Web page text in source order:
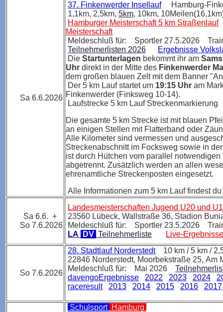
Sa 6.6.2026
37. Finkenwerder InsellaufHamburg-
1,1km, 2,5km, 5km, 10km,
Hamburger Meisterschaft 5 km Straßenlauf
Meisterschaft
Meldeschluß für: Sportler 27.5.2026
Teilnehmerlisten 2026
Ergebnisse
Die Startunterlagen bekommt ihr am
Uhr direkt in der Mitte des Finkenwerder
dem großen blauen Zelt mit dem Banner
Der 5 km Lauf startet um 19:15 Uhr am
Finkenwerder (Finksweg 10-14).
Laufstrecke 5 km Lauf Streckenmarkierung
Die gesamte 5 km Strecke ist mit blauen
an einigen Stellen mit Flatterband oder
Alle Kilometer sind vermessen und
Streckenabschnitt im Focksweg sowie in
ist durch Hütchen vom parallel notwendigen
abgetrennt. Zusätzlich werden an allen
ehrenamtliche Streckenposten eingesetzt.
Alle Informationen zum 5 km Lauf findest du
Sa 6.6. +
So 7.6.2026
Landesmeisterschaften Jugend U20 und
23560 Lübeck, Wallstraße 36, Stadion
Meldeschluß für: Sportler 23.5.2026
LA
DV Teilnehmerliste Live-
So 7.6.2026
28. Stadtlauf Norderstedt10 km / 5 km /
22846 Norderstedt, Moorbekstraße 25, Am
Meldeschluß für: Mai 2026
davengoErgebnisse
2022 2023 2024
raceresult
2013 2014 2015 2016 2017
Schulsport Hamburg